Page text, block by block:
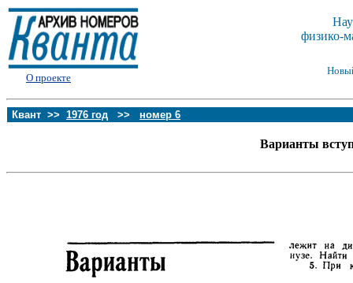
О проекте
физико-
Квант >> 1976 год >> номер 6
Варианты